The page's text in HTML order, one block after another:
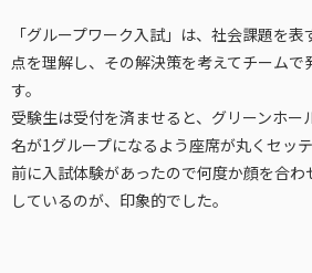
「グループワーク入試」は、 社会課題を表
点を理解し、その解決策を考えてチームで
す。
受験生は受付を済ませると、グリーンホー
名が1グループになるよう座席が丸くセッ
前に入試体験があったので何度か顔を合
しているのが、印象的でした。